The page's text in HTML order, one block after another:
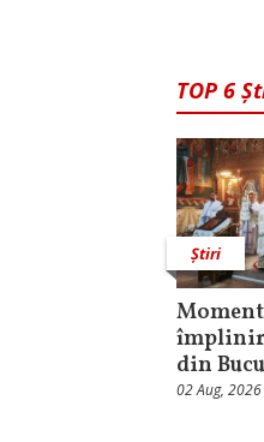
TOP 6
Știri
din
02 Aug, 2026